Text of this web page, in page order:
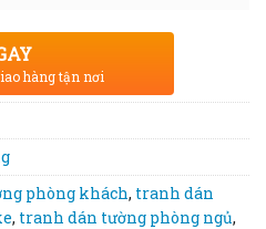
hàng tận nơi
phòng khách, tranh dán
, tranh dán tường phòng ngủ,